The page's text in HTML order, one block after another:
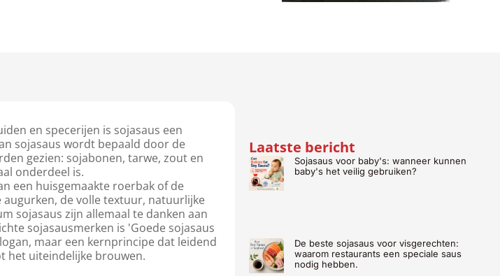
en specerijen is sojasaus een
sojasaus wordt bepaald door de
gezien: sojabonen, tarwe, zout en
onderdeel is.
een huisgemaakte roerbak of de
de volle textuur, natuurlijke
sojasaus zijn allemaal te danken aan
sojasausmerken is 'Goede sojasaus
maar een kernprincipe dat leidend
het uiteindelijke brouwen.
Laatste bericht
Sojasaus voor baby's: wanneer kunnen
baby's het veilig gebruiken?
De beste sojasaus voor visgerechten:
waarom restaurants een speciale saus
nodig hebben.